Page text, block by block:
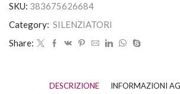
SKU: 383675626684
Category: SILENZIATORI
Share:
DESCRIZIONE INFORMAZIONI